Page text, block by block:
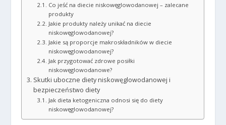
Co jeść na diecie niskowęglowodanowej – zalecane
produkty
Jakie produkty należy unikać na diecie
niskowęglowodanowej?
Jakie są proporcje makroskładników w diecie
niskowęglowodanowej?
Jak przygotować zdrowe posiłki
niskowęglowodanowe?
Skutki uboczne diety niskowęglowodanowej i
bezpieczeństwo diety
Jak dieta ketogeniczna odnosi się do diety
niskowęglowodanowej?